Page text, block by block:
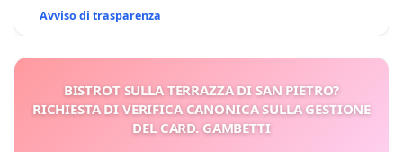
Avviso di trasparenza
BISTROT SULLA TERRAZZA DI SAN PIETRO?
RICHIESTA DI VERIFICA CANONICA SULLA GESTIONE
DEL CARD. GAMBETTI